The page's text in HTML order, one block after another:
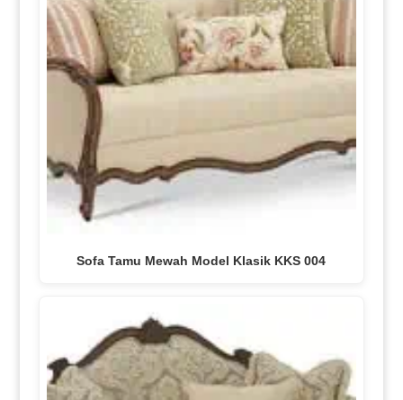
Sofa Tamu Mewah Model Klasik KKS 004